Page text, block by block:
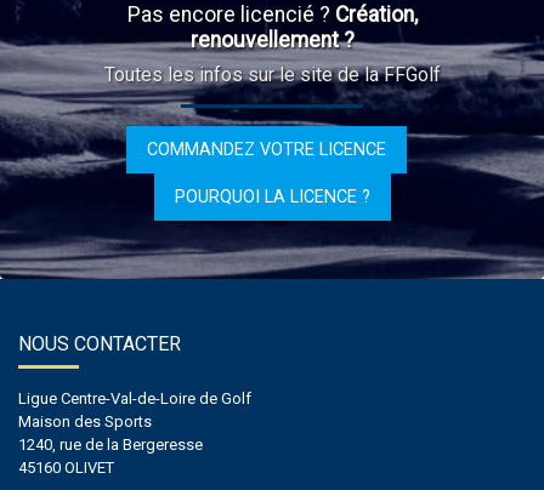
Pas encore licencié ? Création,
renouvellement ?
Toutes les infos sur le site de la FFGolf
COMMANDEZ VOTRE LICENCE
POURQUOI LA LICENCE ?
NOUS CONTACTER
Ligue Centre-Val-de-Loire de Golf
Maison des Sports
1240, rue de la Bergeresse
45160 OLIVET